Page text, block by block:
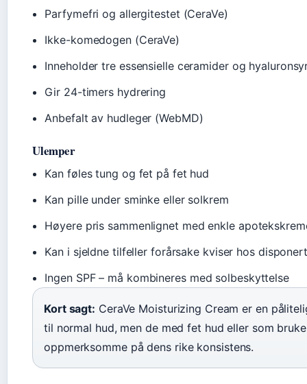
Parfymefri og allergitestet (CeraVe)
Ikke-komedogen (CeraVe)
Inneholder tre essensielle ceramider og
Gir 24-timers hydrering
Anbefalt av hudleger (WebMD)
Ulemper
Kan føles tung og fet på fet hud
Kan pille under sminke eller solkrem
Høyere pris sammenlignet med enkle
Kan i sjeldne tilfeller forårsake kviser hos
Ingen SPF – må kombineres med solbeskyttelse
Kort sagt: CeraVe Moisturizing Cream er en
til normal hud, men de med fet hud eller som
oppmerksomme på dens rike konsistens.